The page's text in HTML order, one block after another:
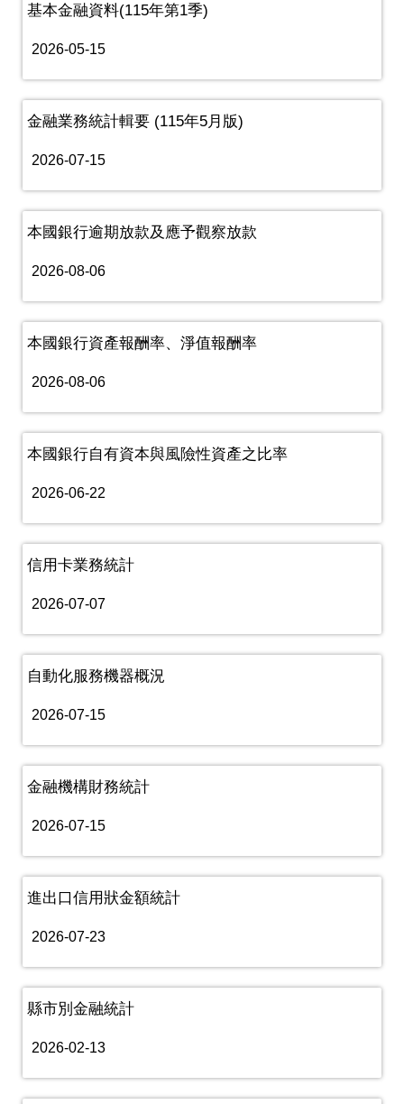
基本金融資料(115年第1季)
2026-05-15
金融業務統計輯要 (115年5月版)
2026-07-15
本國銀行逾期放款及應予觀察放款
2026-08-06
本國銀行資產報酬率、淨值報酬率
2026-08-06
本國銀行自有資本與風險性資產之比率
2026-06-22
信用卡業務統計
2026-07-07
自動化服務機器概況
2026-07-15
金融機構財務統計
2026-07-15
進出口信用狀金額統計
2026-07-23
縣市別金融統計
2026-02-13